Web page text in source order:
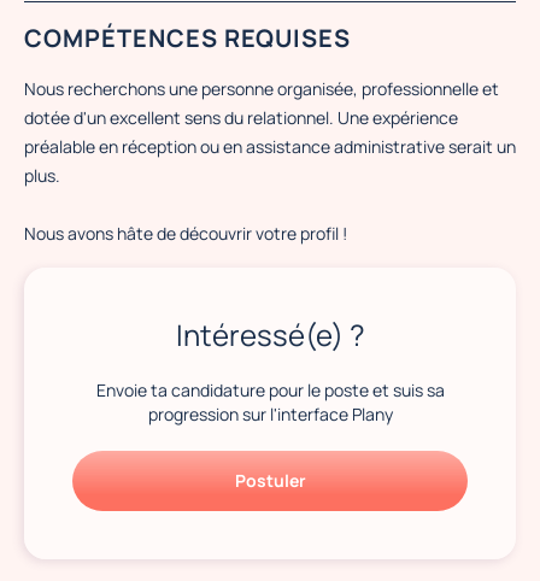
COMPÉTENCES REQUISES
Nous recherchons une personne organisée, professionnelle et
dotée d'un excellent sens du relationnel. Une expérience
préalable en réception ou en assistance administrative serait un
plus.
Nous avons hâte de découvrir votre profil !
Intéressé(e) ?
Envoie ta candidature pour le poste et suis sa
progression sur l'interface Plany
Postuler